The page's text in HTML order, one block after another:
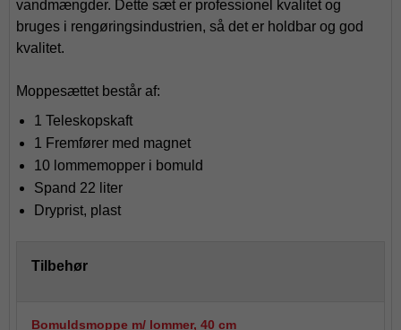
vandmængder. Dette sæt er professionel kvalitet og
bruges i rengøringsindustrien, så det er holdbar og god
kvalitet.
Moppesættet består af:
1 Teleskopskaft
1 Fremfører med magnet
10 lommemopper i bomuld
Spand 22 liter
Dryprist, plast
Tilbehør
Bomuldsmoppe m/ lommer, 40 cm